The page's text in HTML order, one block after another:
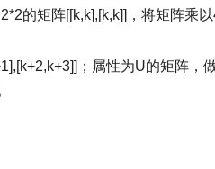
的矩阵[[k,k],[k,k]]，将矩阵乘
；属性为U的矩阵，